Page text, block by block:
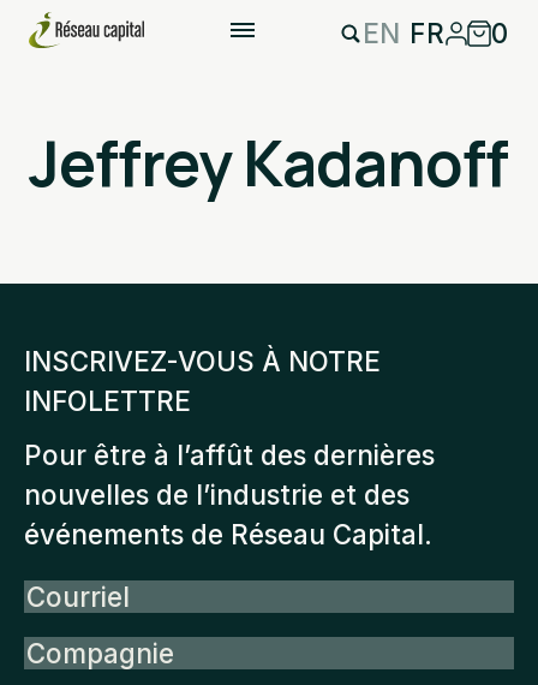
EN FR 0
Jeffrey Kadanoff
INSCRIVEZ-VOUS À NOTRE
INFOLETTRE
Pour être à l’affût des dernières
nouvelles de l’industrie et des
événements de Réseau Capital.
Courriel
Compagnie